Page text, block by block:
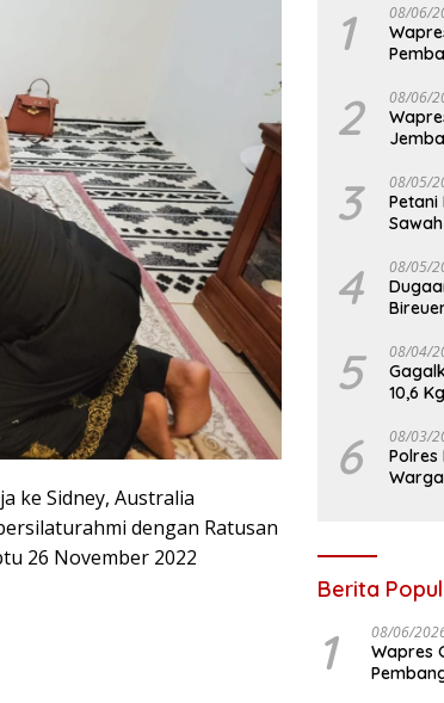
ke Sidney, Australia
dengan Ratusan
26 November 2022
1 08/06/
2 08/06/
3 08/05/
Petani
4 08/05/
Juta
5 08/04/
10,6
6 08/03/
Polres
Berita
1 08/06/
Wapres